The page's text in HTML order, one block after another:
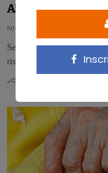
Allaiter réduit le
NICOLAS ROUSSEAU
Selon une étude
risque de développer la